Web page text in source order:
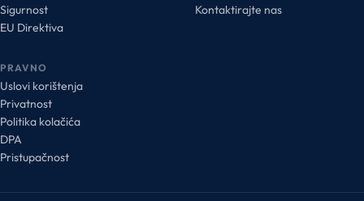
Sigurnost
EU Direktiva
Kontaktirajte nas
PRAVNO
Uslovi korištenja
Privatnost
Politika kolačića
DPA
Pristupačnost